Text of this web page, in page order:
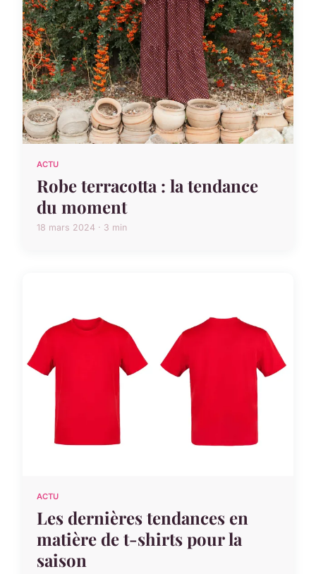
ACTU
Robe terracotta : la tendance
du moment
18 mars 2024 · 3 min
ACTU
Les dernières tendances en
matière de t-shirts pour la
saison